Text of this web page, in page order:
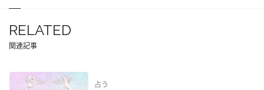
RELATED
関連記事
占う